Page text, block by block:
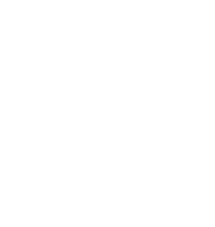
Data Cloud in Data 360
möglicherweise Verweise
Name ist neu, die
umgewandelt und
Sie diese Tools, um
optimiert und zuverlässig sind.